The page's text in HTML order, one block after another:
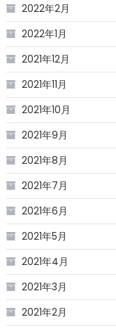
2022年2月
2022年1月
2021年12月
2021年11月
2021年10月
2021年9月
2021年8月
2021年7月
2021年6月
2021年5月
2021年4月
2021年3月
2021年2月